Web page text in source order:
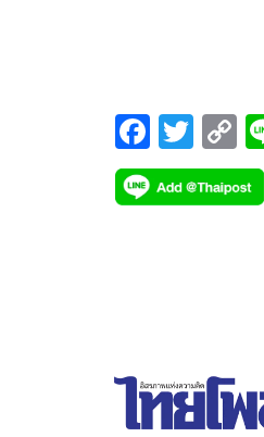
F
ac
e
T
wi
tt
C
o
p